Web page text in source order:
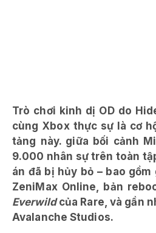
Trò chơi kinh dị OD do
cùng Xbox thực sự là cơ
tảng này. giữa bối cảnh
9.000 nhân sự trên toàn
án đã bị hủy bỏ – bao gồm
ZeniMax Online, bản
Everwildcủa Rare, và gần
Avalanche Studios.